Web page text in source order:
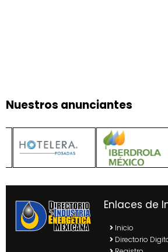
Nuestros anunciantes
Enlaces de
Inicio
Directorio